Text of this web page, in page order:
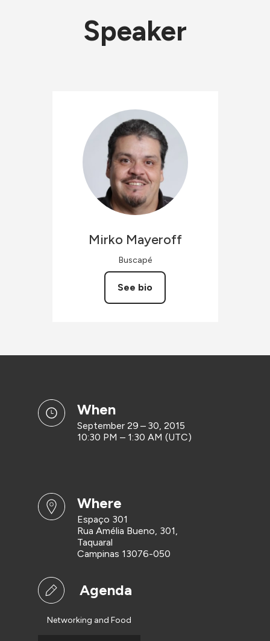
Speaker
Mirko Mayeroff
Buscapé
See bio
when
September 29 – 30, 2015
10:30 PM – 1:30 AM (UTC)
where
Espaço 301
Rua Amélia Bueno, 301,
Taquaral
Campinas 13076-050
Agenda
Networking and Food